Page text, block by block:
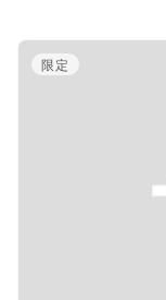
Previous
限定